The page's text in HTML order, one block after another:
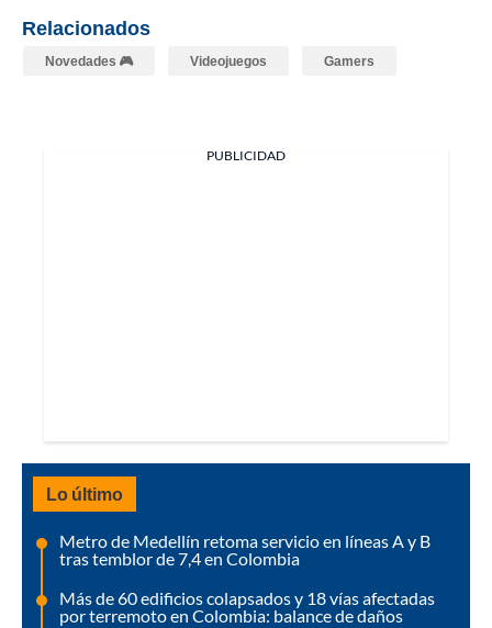
Relacionados
Novedades 🎮 Videojuegos Gamers
PUBLICIDAD
Lo último
Metro de Medellín retoma servicio en líneas A y B
tras temblor de 7,4 en Colombia
Más de 60 edificios colapsados y 18 vías afectadas
por terremoto en Colombia: balance de daños